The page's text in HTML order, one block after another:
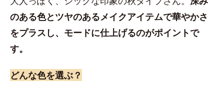
のある色とツヤのあるメイクアイテムで華やかさ
をプラスし、モードに仕上げるのがポイントで
す。
どんな色を選ぶ？